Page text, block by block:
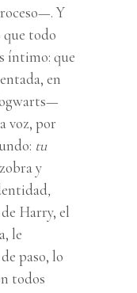
Y
que todo
íntimo: que
en
voz, por
tu
y
,
Harry, el
le
paso, lo
todos